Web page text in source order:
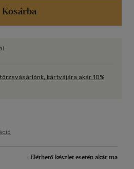
Shauna, hogy szembenézzen a
igazi kikapcsolódás." Cressida
Képtelen voltam letenni." Alex
Kosárba
kártyájára akár 10%
Elérhető készlet esetén akár ma